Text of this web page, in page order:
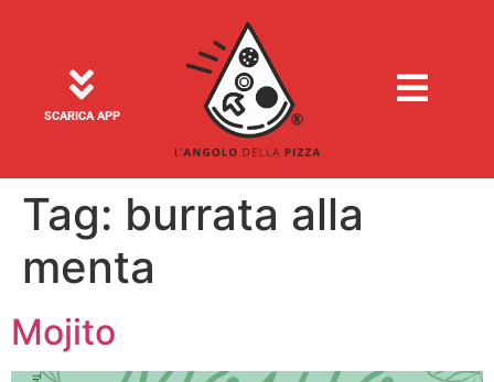
SCARICA APP
Tag: burrata alla
menta
Mojito